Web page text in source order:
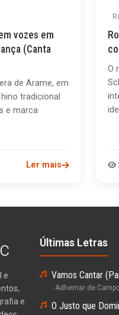
vozes em
(Canta
de Arame, em
tradicional
e marca
Ler mais
O
e
e
Últimas Letras
Vamos Cantar
- Adhemar de
O Justo que